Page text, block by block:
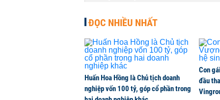
Đề xuất miễn 30% thuế thu nhập
10 tỷ đồng
THỜI SỰ - 1 phút trước
Gửi tiền tiết kiệm tại ngân hàng
ĐỌC NHIỀU NHẤT
Huấn Hoa Hồng là Chủ tịch doanh
nghiệp vốn 100 tỷ, góp cổ phần trong
Con
đầu